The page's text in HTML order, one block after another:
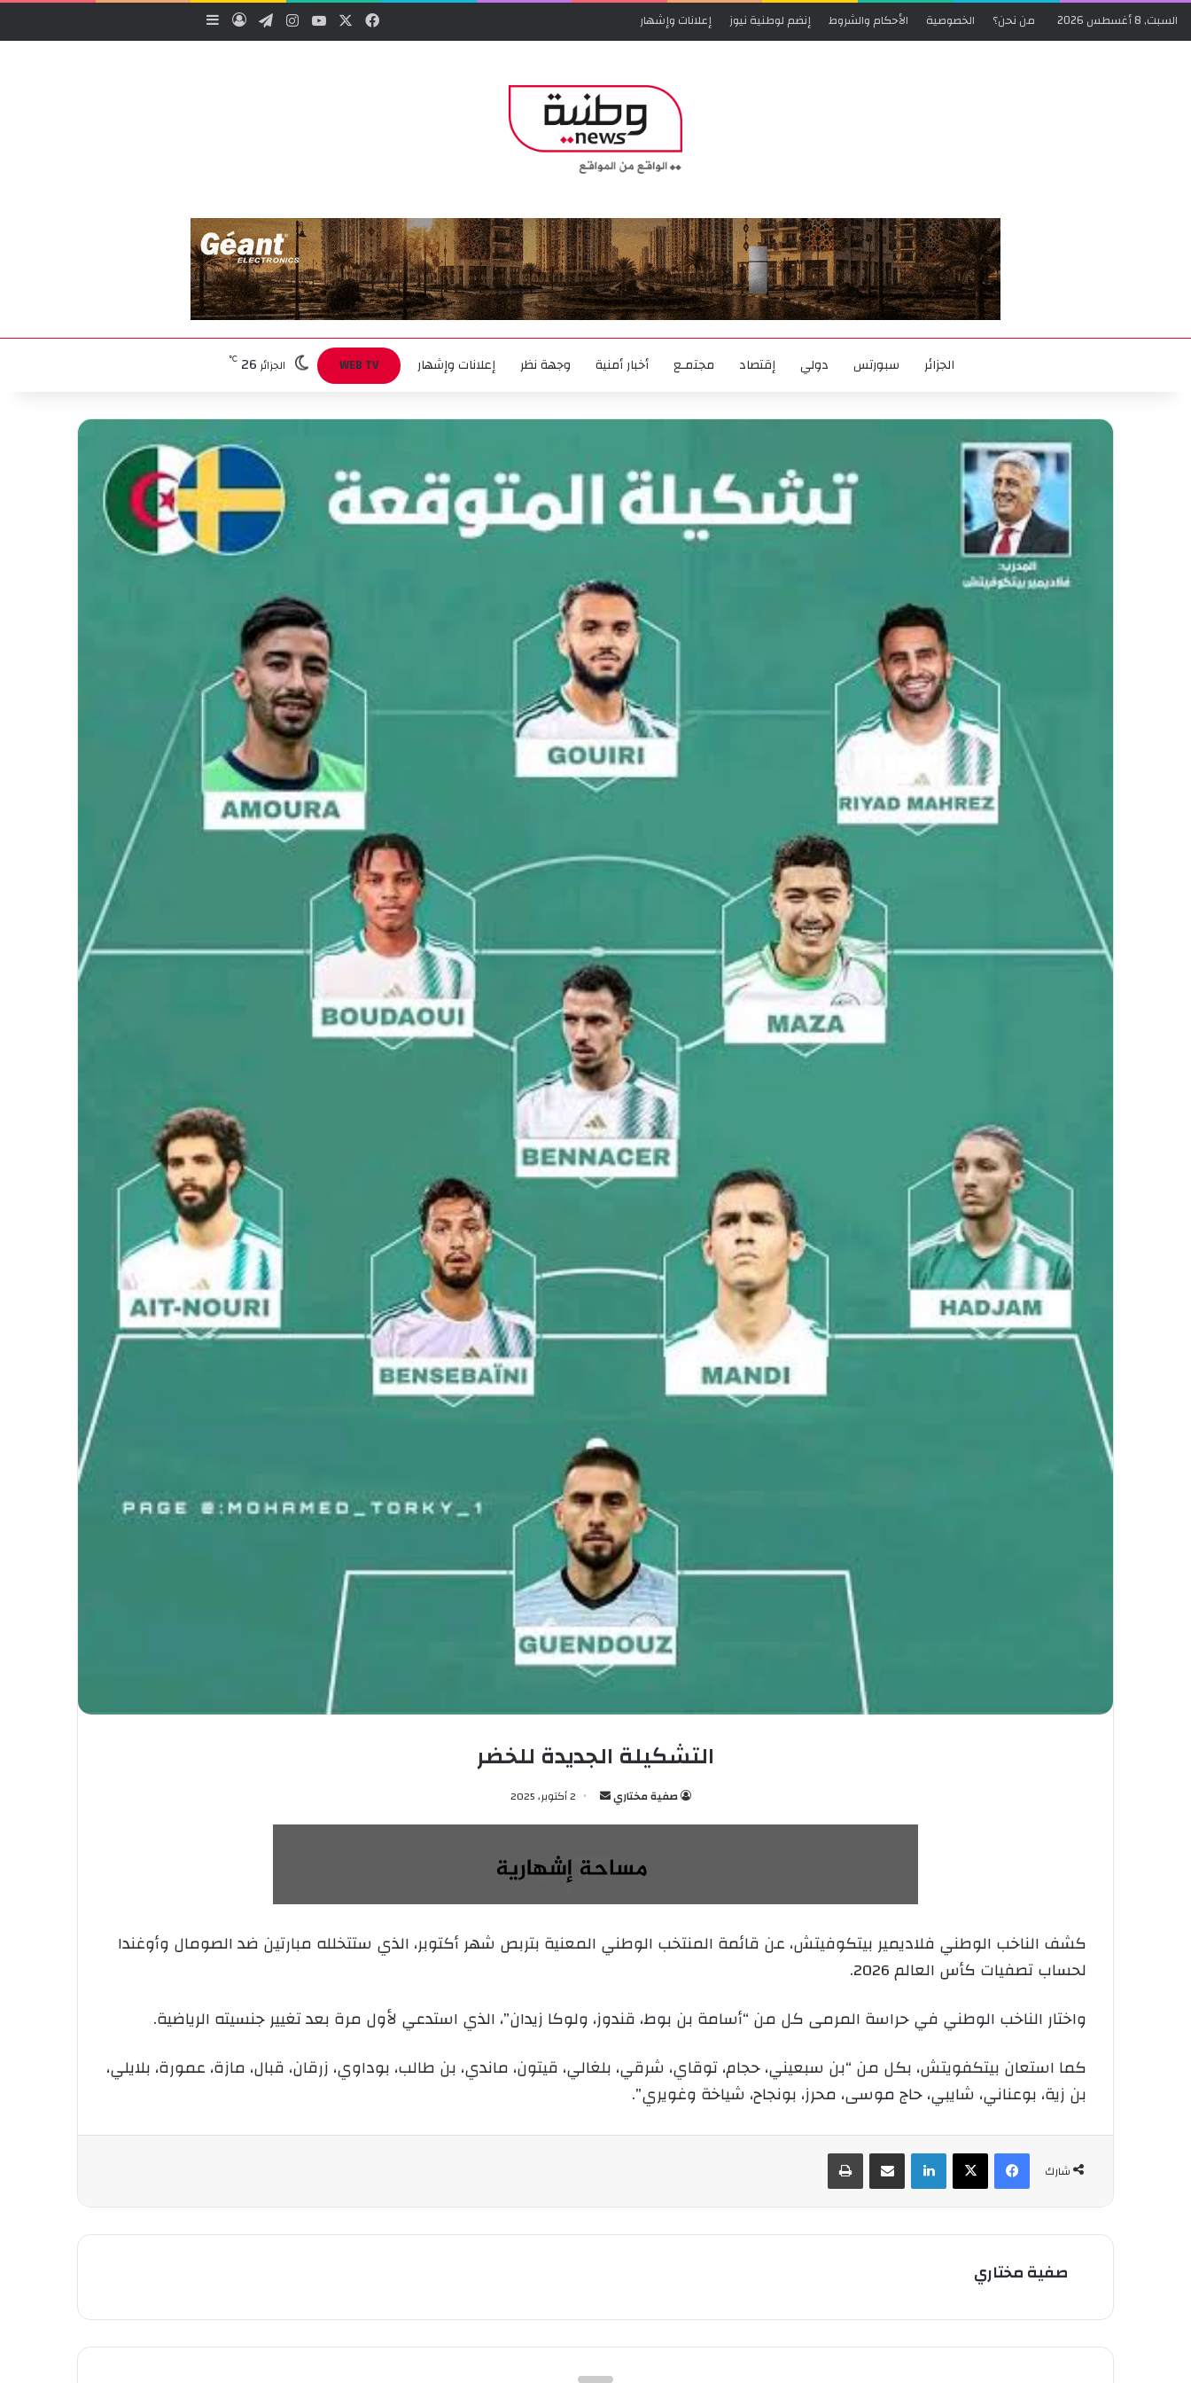
السبت, 8 أغسطس 2026 من نحن؟ الخصوصية الأحكام والشروط إنضم لوطنية نيوز إعلانات وإشهار فيسبوك ‫YouTubeانستقرامتيلقرامتسجيل الدخول
الجزائر سبورتس دولي إقتصاد مجتمـع أخبار أمنية وجهة نظر إعلانات وإشهار WEB TV الجزائر 26
℃
التشكيلة الجديدة للخضر
صفية مختاري
ل
ب
ر
د
ل
ك
ر
ي
2 أكتوبر، 2025
كشف الناخب الوطني فلاديمير بيتكوفيتش، عن قائمة المنتخب الوطني المعنية بتربص شهر أكتوبر، الذي ستتخلله مبارتين ضد الصومال وأوغندا
لحساب تصفيات كأس العالم 2026.
واختار الناخب الوطني في حراسة المرمى كل من “أسامة بن بوط، قندوز، ولوكا زيدان”، الذي استدعي لأول مرة بعد تغيير جنسيته الرياضية.
كما استعان بيتكفويتش، بكل من “بن سبعيني، حجام، توقاي، شرقي، بلغالي، قيتون، ماندي، بن طالب، بوداوي، زرقان، قبال، مازة، عمورة، بلايلي،
بن زية، بوعناني، شايبي، حاج موسى، محرز، بونجاح، شياخة وغويري”.
شارك
فيسبوك لينكدإن شارك عبر الإيميل
صفية مختاري